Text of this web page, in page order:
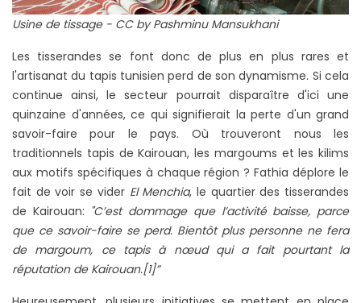
Usine de tissage - CC by Pashminu Mansukhani
Les tisserandes se font donc de plus en plus rares et
l'artisanat du tapis tunisien perd de son dynamisme. Si cela
continue ainsi, le secteur pourrait disparaître d'ici une
quinzaine d'années, ce qui signifierait la perte d'un grand
savoir-faire pour le pays. Où trouveront nous les
traditionnels tapis de Kairouan, les margoums et les kilims
aux motifs spécifiques à chaque région ? Fathia déplore le
fait de voir se vider El Menchia, le quartier des tisserandes
de Kairouan: "C’est dommage que l’activité baisse, parce
que ce savoir-faire se perd. Bientôt plus personne ne fera
de margoum, ce tapis à nœud qui a fait pourtant la
réputation de Kairouan.[1]”